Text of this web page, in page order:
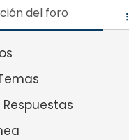
del foro
Respuestas